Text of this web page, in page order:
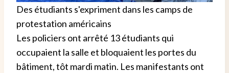
Des étudiants s'expriment dans les camps de
protestation américains
Les policiers ont arrêté 13 étudiants qui
occupaient la salle et bloquaient les portes du
bâtiment, tôt mardi matin. Les manifestants ont